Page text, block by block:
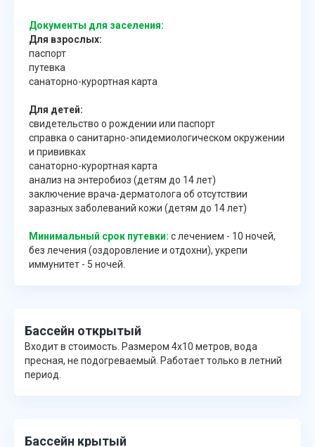
Документы для заселения:
Для взрослых:
паспорт
путевка
санаторно-курортная карта
Для детей:
свидетельство о рождении или паспорт
справка о санитарно-эпидемиологическом окружении
и прививках
санаторно-курортная карта
анализ на энтеробиоз (детям до 14 лет)
заключение врача-дерматолога об отсутствии
заразных заболеваний кожи (детям до 14 лет)
Минимальный срок путевки: с лечением - 10 ночей,
без лечения (оздоровление и отдохни), укрепи
иммунитет - 5 ночей.
Бассейн открытый
Входит в стоимость. Размером 4х10 метров, вода
пресная, не подогреваемый. Работает только в летний
период.
Бассейн крытый